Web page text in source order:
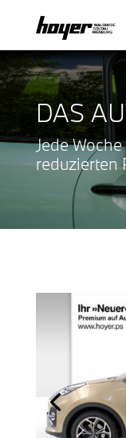
DAS
Jede
reduzierten